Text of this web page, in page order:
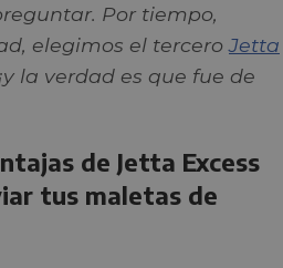
Por tiempo,
elegimos el terceroJetta
la verdad es que fue de
de Jetta Excess
tus maletas de